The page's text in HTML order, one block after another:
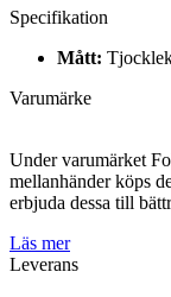
Specifikation
Mått:
Varumärke
Under varumärket
mellanhänder köps
erbjuda dessa till
Läs mer
Leverans